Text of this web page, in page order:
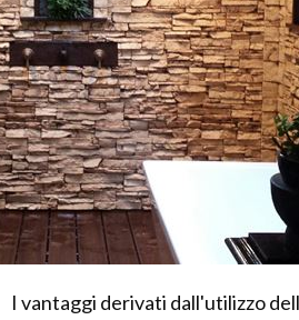
I vantaggi derivati dall'utilizzo